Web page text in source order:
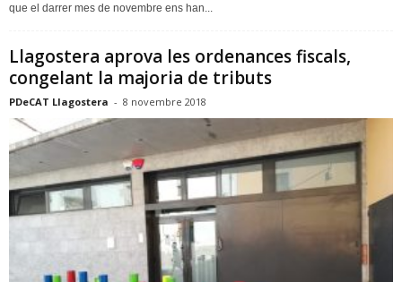
que el darrer mes de novembre ens han...
Llagostera aprova les ordenances fiscals,
congelant la majoria de tributs
PDeCAT Llagostera - 8 novembre 2018